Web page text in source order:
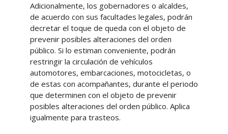
Adicionalmente, los gobernadores o alcaldes,
de acuerdo con sus facultades legales, podrán
decretar el toque de queda con el objeto de
prevenir posibles alteraciones del orden
público. Si lo estiman conveniente, podrán
restringir la circulación de vehículos
automotores, embarcaciones, motocicletas, o
de estas con acompañantes, durante el periodo
que determinen con el objeto de prevenir
posibles alteraciones del orden público. Aplica
igualmente para trasteos.